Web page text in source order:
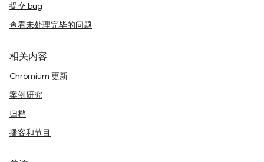
提交 bug
查看未处理完毕的问题
相关内容
Chromium 更新
案例研究
归档
播客和节目